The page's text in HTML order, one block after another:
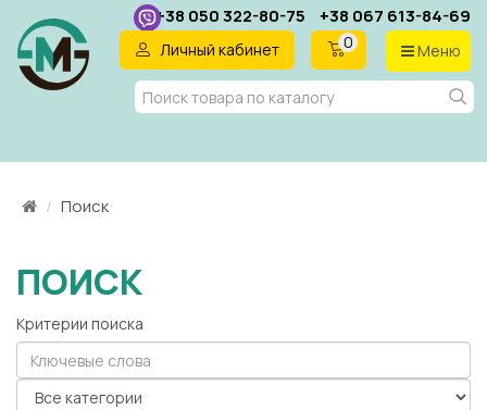
+38 050 322-80-75 +38 067 613-84-69
Меню
0
Личный кабинет
RU
Поиск
ПОИСК
Критерии поиска